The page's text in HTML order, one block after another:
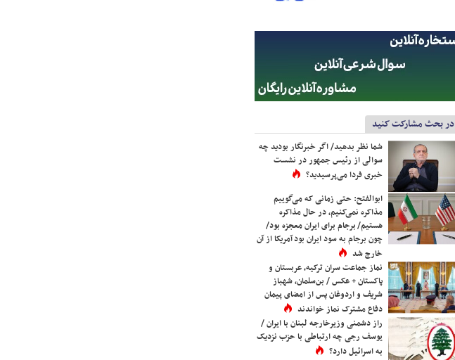
در بحث مشارکت کنید
شما نظر بدهید/ اگر خبرنگار بودید چه
سوالی از رئیس جمهور در نشست
خبری فردا می‌پرسیدید؟
ابوالفتح: حتی زمانی که می‌گوییم
مذاکره نمی‌کنیم، در حال مذاکره
هستیم/ برجام برای ایران معجزه بود/
چون برجام به سود ایران بود آمریکا از آن
خارج شد
نماز جماعت سران ترکیه، عربستان و
پاکستان + عکس / بن‌سلمان، شهباز
شریف و اردوغان پس از امضای پیمان
دفاع مشترک نماز خواندند
راز دشمنی وزیرخارجه لبنان با ایران /
یوسف رجی چه ارتباطی با حزب نزدیک
به اسرائیل دارد؟